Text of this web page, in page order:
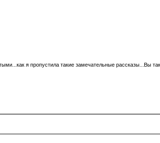
я пропустила такие замечательные